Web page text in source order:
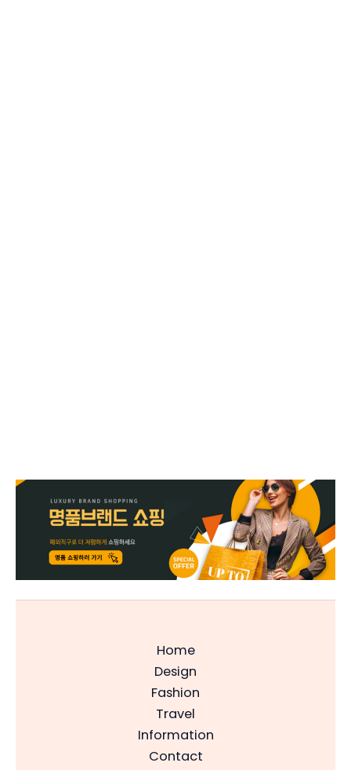
Home
Design
Fashion
Travel
Information
Contact